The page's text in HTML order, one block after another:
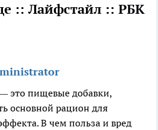
:: Лайфстайл :: РБК
это пищевые добавки,
основной рацион для
В чем польза и вред